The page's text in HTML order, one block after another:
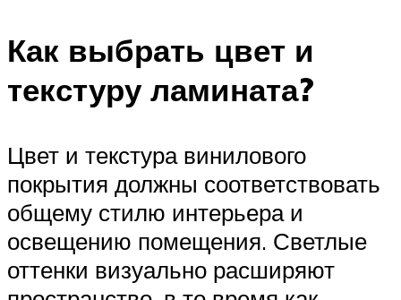
Как выбрать цвет и
текстуру ламината?
Цвет и текстура винилового
покрытия должны соответствовать
общему стилю интерьера и
освещению помещения. Светлые
оттенки визуально расширяют